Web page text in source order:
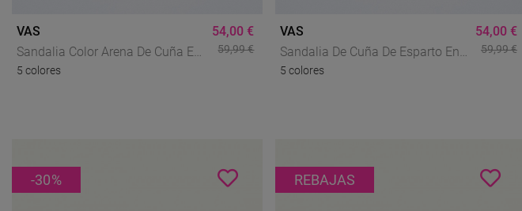
VAS
Sandalia Color Arena De Cuña En
Esparto Con Doble Tira Cruzada Y
5 colores
54,00 €
59,99 €
VAS
Sandalia De Cuña De Esparto En
Piel Color Cuero Con Hebilla
5 colores
54,00 €
59,99 €
-30% REBAJAS